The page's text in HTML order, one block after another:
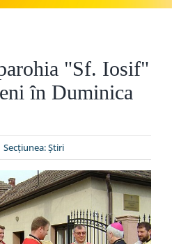
"Sf. Iosif"
în Duminica
Secțiunea:Ştiri